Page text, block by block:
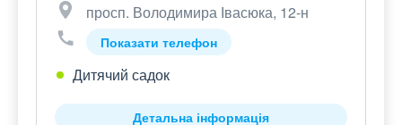
просп. Володимира Івасюка, 12-н
Показати телефон
Дитячий садок
Детальна інформація